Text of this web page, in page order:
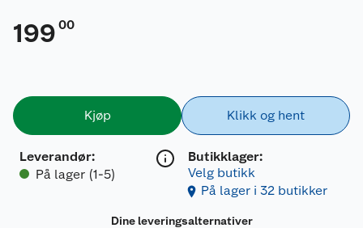
199 00
Kjøp
Leverandør:
På lager (1-5)
Klikk og hent
Butikklager:
Velg butikk
På lager i 32 butikker
Dine leveringsalternativer